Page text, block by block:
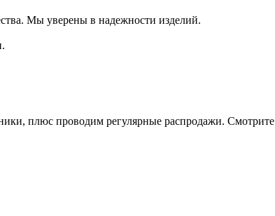
Мы уверены в надежности изделий.
плюс проводим регулярные распродажи. Смотрите